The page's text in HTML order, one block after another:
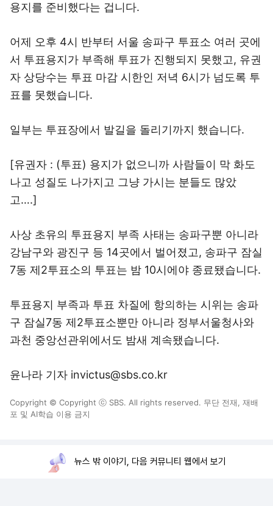
용지를 준비했다는 겁니다.
어제 오후 4시 반부터 서울 송파구 투표소 여러 곳에
서 투표용지가 부족해 투표가 진행되지 못했고, 유권
자 상당수는 투표 마감 시한인 저녁 6시가 넘도록 투
표를 못했습니다.
일부는 투표장에서 발길을 돌리기까지 했습니다.
[유권자 : (투표) 용지가 없으니까 사람들이 막 화도
나고 성질도 나가지고 그냥 가시는 분들도 많았
고….]
사상 초유의 투표용지 부족 사태는 송파구뿐 아니라
강남구와 광진구 등 14곳에서 벌어졌고, 송파구 잠실
7동 제2투표소의 투표는 밤 10시에야 종료됐습니다.
투표용지 부족과 투표 차질에 항의하는 시위는 송파
구 잠실7동 제2투표소뿐만 아니라 정부서울청사와
과천 중앙선관위에서도 밤새 계속됐습니다.
윤나라 기자 invictus@sbs.co.kr
Copyright © Copyright ⓒ SBS. All rights reserved. 무단 전재, 재배
포 및 AI학습 이용 금지
뉴스 밖 이야기, 다음 커뮤니티 웹에서 보기